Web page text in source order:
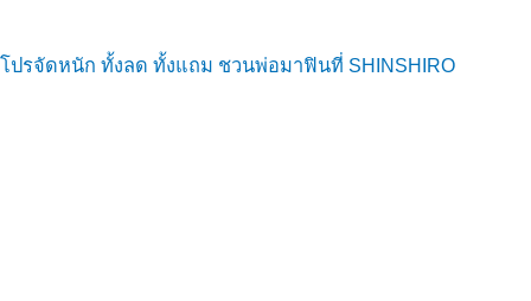
โปรจัดหนัก ทั้งลด ทั้งแถม ชวนพ่อมาฟินที่ SHINSHIRO